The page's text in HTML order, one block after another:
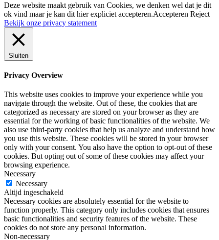
Deze website maakt gebruik van Cookies, we denken wel dat je dit
ok vind maar je kan dit hier expliciet accepteren.Accepteren Reject
Bekijk onze privacy statement
Sluiten
Privacy Overview
This website uses cookies to improve your experience while you
navigate through the website. Out of these, the cookies that are
categorized as necessary are stored on your browser as they are
essential for the working of basic functionalities of the website. We
also use third-party cookies that help us analyze and understand how
you use this website. These cookies will be stored in your browser
only with your consent. You also have the option to opt-out of these
cookies. But opting out of some of these cookies may affect your
browsing experience.
Necessary
Necessary
Altijd ingeschakeld
Necessary cookies are absolutely essential for the website to
function properly. This category only includes cookies that ensures
basic functionalities and security features of the website. These
cookies do not store any personal information.
Non-necessary